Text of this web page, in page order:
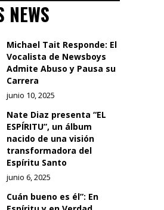
NEWS
Michael Tait Responde: El
Vocalista de Newsboys
Admite Abuso y Pausa su
Carrera
junio 10, 2025
Nate Diaz presenta “EL
ESPÍRITU”, un álbum
nacido de una visión
transformadora del
Espíritu Santo
junio 6, 2025
Cuán bueno es él”: En